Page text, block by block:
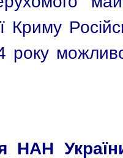
Криму
року
НАН